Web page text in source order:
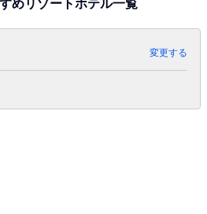
変更する